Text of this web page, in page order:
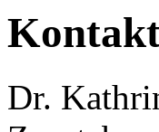
Dr.